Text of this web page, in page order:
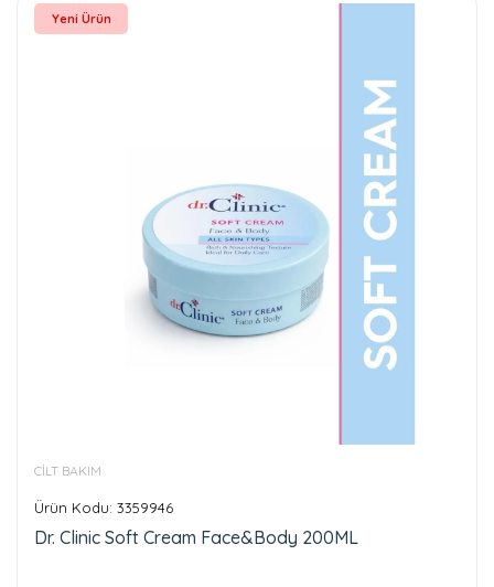
Yeni Ürün
CİLT BAKIM
Ürün Kodu: 3359946
Dr. Clinic Soft Cream Face&Body 200ML